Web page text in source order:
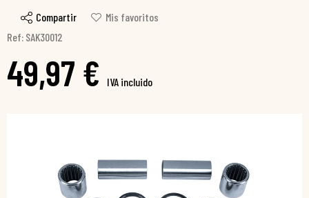
Compartir
Mis favoritos
Ref: SAK30012
49,97 € IVA incluido